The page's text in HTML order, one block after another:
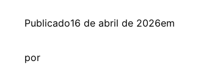
Publicado16 de abril de 2026em
por